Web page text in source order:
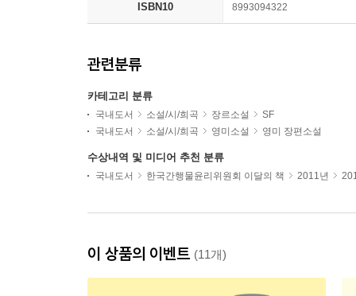
ISBN10 8993094322
관련분류
카테고리 분류
국내도서 소설/시/희곡 장르소설
SF
국내도서
소설/시/희곡 영미소설 영미 장편소설
수상내역 및 미디어 추천 분류
국내도서 한국간행물윤리위원회 이달의 책 2011년
이 상품의 이벤트 (11개)